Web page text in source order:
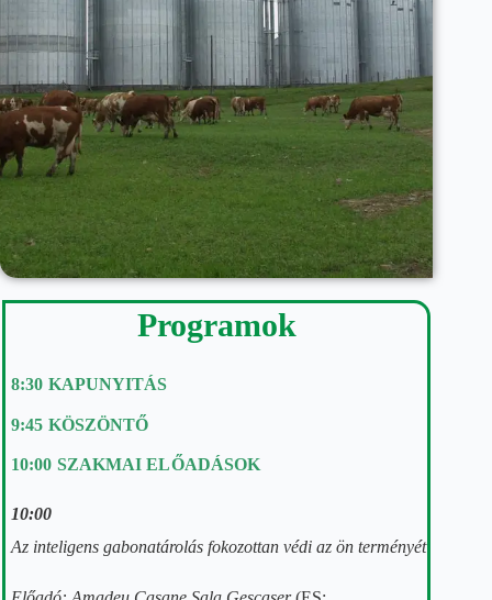
Programok
8:30 KAPUNYITÁS
9:45 KÖSZÖNTŐ
10:00 SZAKMAI ELŐADÁSOK
10:00
Az inteligens gabonatárolás fokozottan védi az ön terményét